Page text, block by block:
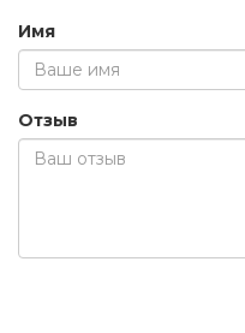
Имя
Отзыв